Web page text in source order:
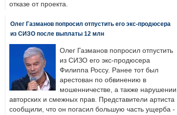
отказе от проекта.
Олег Газманов попросил отпустить его экс-продюсера
из СИЗО после выплаты 12 млн
Олег Газманов попросил отпустить
из СИЗО его экс-продюсера
Филиппа Россу. Ранее тот был
арестован по обвинению в
мошенничестве, а также нарушении
авторских и смежных прав. Представители артиста
сообщили, что он погасил большую часть ущерба -